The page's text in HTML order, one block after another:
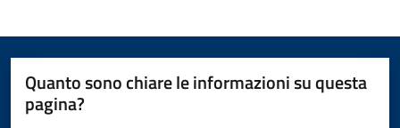
Quanto sono chiare le informazioni su questa
pagina?